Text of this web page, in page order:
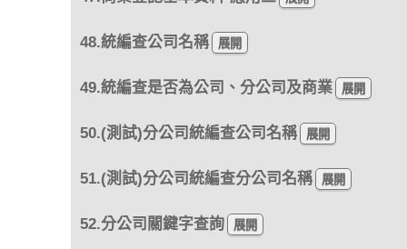
48.統編查公司名稱
49.統編查是否為公司、分公司及商業
50.(測試)分公司統編查公司名稱
51.(測試)分公司統編查分公司名稱
52.分公司關鍵字查詢